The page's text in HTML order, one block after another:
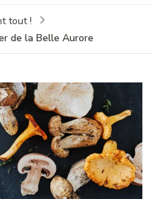
tout !
de la Belle Aurore